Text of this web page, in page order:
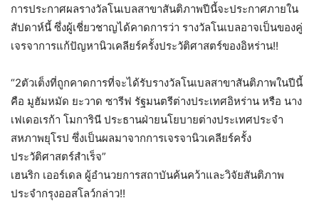
การประกาศผลรางวัลโนเบลสาขาสันติภาพปีนี้จะประกาศภายใน
สัปดาห์นี้ ซึ่งผู้เชี่ยวชาญได้คาดการว่า รางวัลโนเบลอาจเป็นของคู่
เจรจาการแก้ปัญหานิวเคลียร์ครั้งประวัติศาสตร์ของอิหร่าน!!
“2ตัวเต็งที่ถูกคาดการที่จะได้รับรางวัลโนเบลสาขาสันติภาพในปีนี้
คือ มูฮัมหมัด ยะวาด ซารีฟ รัฐมนตรีต่างประเทศอิหร่าน หรือ นาง
เฟเดอเรก้า โมการินี ประธานฝ่ายนโยบายต่างประเทศประจำ
สหภาพยุโรป ซึ่งเป็นผลมาจากการเจรจานิวเคลียร์ครั้ง
ประวัติศาสตร์สำเร็จ”
เฮนริก เออร์เดล ผู้อำนวยการสถาบันค้นคว้าและวิจัยสันติภาพ
ประจำกรุงออสโลว์กล่าว!!